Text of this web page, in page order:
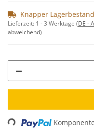
Knapper Lagerbestand
Lieferzeit: 1 - 3 Werktage (DE -
abweichend)